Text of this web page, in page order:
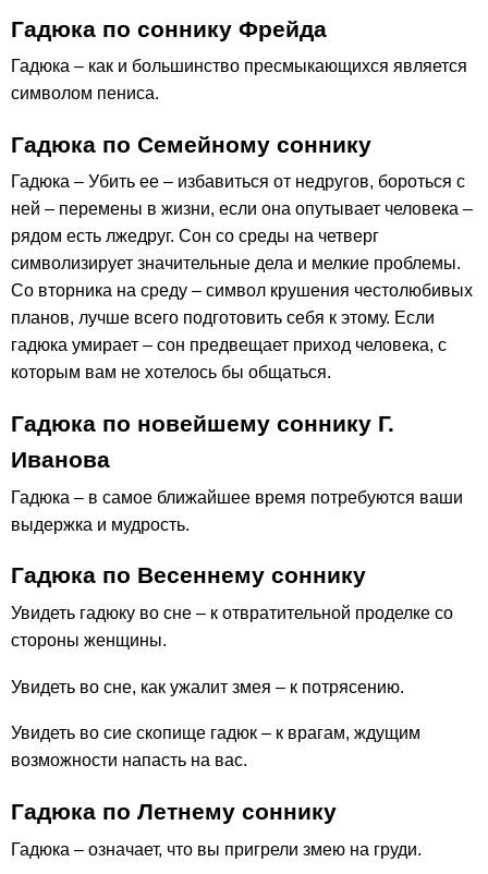
Гадюка по соннику Фрейда
Гадюка – как и большинство пресмыкающихся является
символом пениса.
Гадюка по Семейному соннику
Гадюка – Убить ее – избавиться от недругов, бороться с
ней – перемены в жизни, если она опутывает человека –
рядом есть лжедруг. Сон со среды на четверг
символизирует значительные дела и мелкие проблемы.
Со вторника на среду – символ крушения честолюбивых
планов, лучше всего подготовить себя к этому. Если
гадюка умирает – сон предвещает приход человека, с
которым вам не хотелось бы общаться.
Гадюка по новейшему соннику Г.
Иванова
Гадюка – в самое ближайшее время потребуются ваши
выдержка и мудрость.
Гадюка по Весеннему соннику
Увидеть гадюку во сне – к отвратительной проделке со
стороны женщины.
Увидеть во сне, как ужалит змея – к потрясению.
Увидеть во сие скопище гадюк – к врагам, ждущим
возможности напасть на вас.
Гадюка по Летнему соннику
Гадюка – означает, что вы пригрели змею на груди.